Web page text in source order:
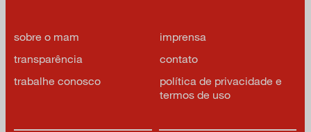
sobre o mam
imprensa
transparência
contato
trabalhe conosco
política de privacidade e
termos de uso